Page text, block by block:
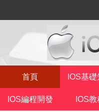
首頁 IOS基
IOS編程開發 IOS教